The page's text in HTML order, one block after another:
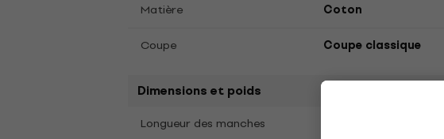
Matière Coton
Coupe
Coupe classique
Dimensions et poids
Longueur des manches